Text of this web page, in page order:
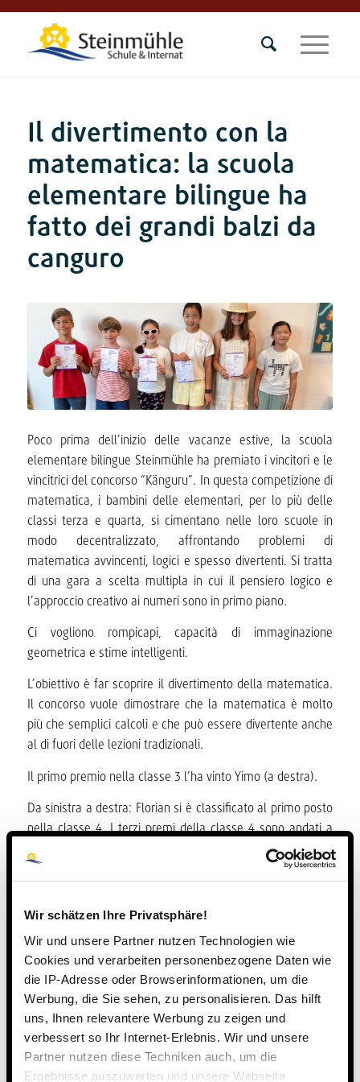
Wir schätzen Ihre Privatsphäre!
Wir und unsere Partner nutzen Technologien wie
Cookies und verarbeiten personenbezogene Daten wie
die IP-Adresse oder Browserinformationen, um die
Werbung, die Sie sehen, zu personalisieren. Das hilft
uns, Ihnen relevantere Werbung zu zeigen und
verbessert so Ihr Internet-Erlebnis. Wir und unsere
Partner nutzen diese Techniken auch, um die
Ergebnisse auszuwerten und unsere Webseite
Il divertimento con la
matematica: la scuola
elementare bilingue ha
fatto dei grandi balzi da
canguro
Poco prima dell’inizio delle vacanze estive, la scuola
elementare bilingue Steinmühle ha premiato i vincitori e le
vincitrici del concorso “Känguru”. In questa competizione di
matematica, i bambini delle elementari, per lo più delle
classi terza e quarta, si cimentano nelle loro scuole in
modo decentralizzato, affrontando problemi di
matematica avvincenti, logici e spesso divertenti. Si tratta
di una gara a scelta multipla in cui il pensiero logico e
l’approccio creativo ai numeri sono in primo piano.
Ci vogliono rompicapi, capacità di immaginazione
geometrica e stime intelligenti.
L’obiettivo è far scoprire ildivertimento della matematica.
Il concorso vuole dimostrare che la matematica è molto
più che semplici calcoli e che può essere divertente anche
al di fuori delle lezioni tradizionali.
Il primo premio nella classe 3 l’ha vinto Yimo (a destra).
Da sinistra a destra: Florian si è classificato al primo posto
nella classe 4. I terzi premi della classe 4 sono andati a
(Heinm)